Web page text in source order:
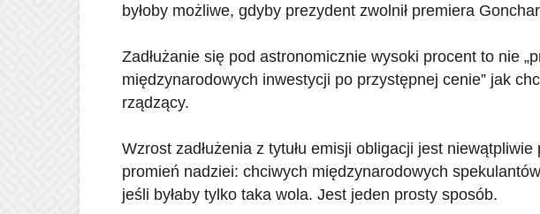
byłoby możliwe, gdyby prezydent zwolnił premiera
Zadłużanie się pod astronomicznie wysoki procent to nie
międzynarodowych inwestycji po przystępnej cenie” jak
rządzący.
Wzrost zadłużenia z tytułu emisji obligacji jest
promień nadziei: chciwych międzynarodowych
jeśli byłaby tylko taka wola. Jest jeden prosty sposób.